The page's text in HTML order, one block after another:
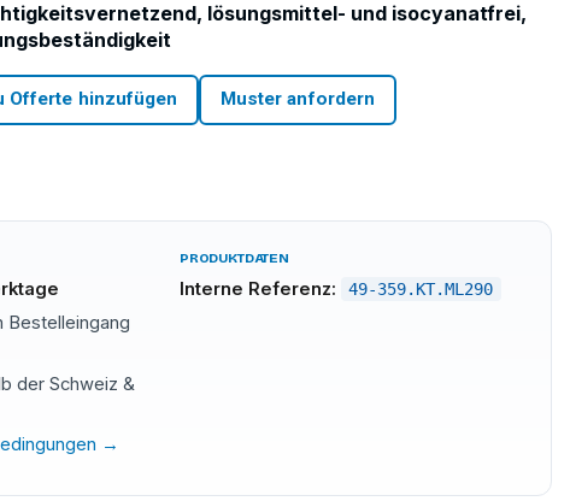
lösungsmittel- und isocyanatfrei,
Offerte hinzufügen Muster anfordern
Bestelleingang
der Schweiz &
→
PRODUKTDATEN
Interne Referenz: 49-359.KT.ML290